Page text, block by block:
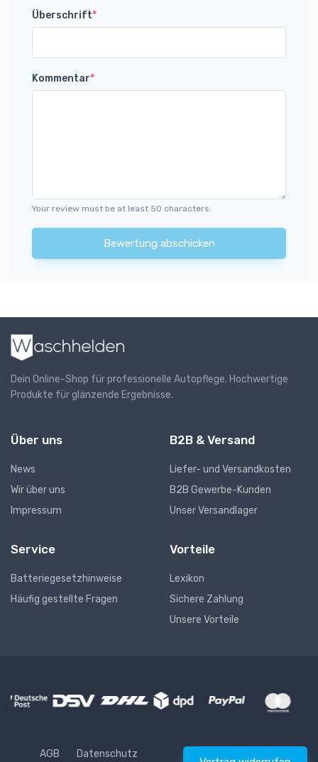
Überschrift*
Kommentar*
Your review must be at least 50 characters.
Bewertung abschicken
Dein Online-Shop für professionelle Autopflege. Hochwertige
Produkte für glänzende Ergebnisse.
Über uns
News
Wir über uns
Impressum
B2B & Versand
Liefer- und Versandkosten
B2B Gewerbe-Kunden
Unser Versandlager
Service
Batteriegesetzhinweise
Häufig gestellte Fragen
Vorteile
Lexikon
Sichere Zahlung
Unsere Vorteile
AGB Datenschutz